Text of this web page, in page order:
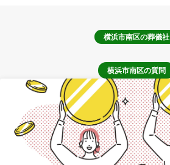
横浜市南区の葬儀社
横浜市南区の質問